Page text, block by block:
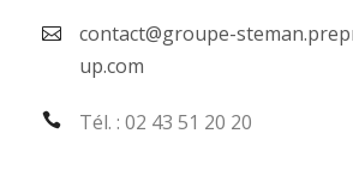
contact@groupe-
up.com
Tél. : 02 43 51 20 20